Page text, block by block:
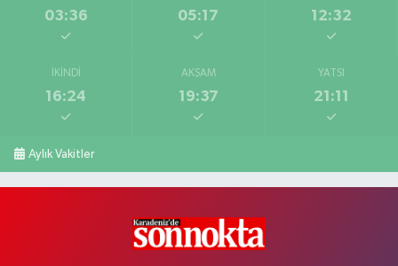
03:36 05:17 12:32
İKINDI
16:24
AKŞAM
19:37
YATSI
21:11
Aylık Vakitler